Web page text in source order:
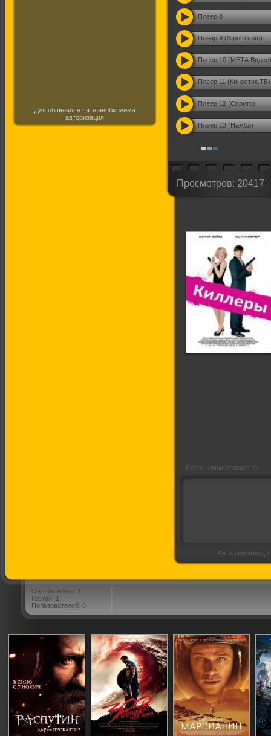
Для общения в чате необходима
авторизация
Плеер 8
Плеер 9 (Smotri.com)
Плеер 10 (МЕТА Видео)
Плеер 11 (Киносток.ТВ)
Плеер 12 (Спруто)
Плеер 13 (Намба)
Просмотров: 20417
Всего комментариев: 0
Авторизуйтесь,
Онлайн всего: 1
Гостей: 1
Пользователей: 0